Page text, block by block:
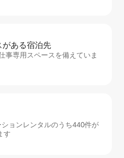
あ⁠る宿⁠泊⁠先
事専用スペースを備えていま
ョンレンタルのうち440件が
す